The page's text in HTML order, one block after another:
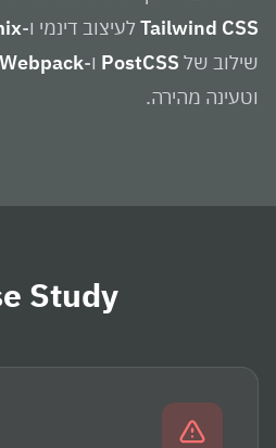
Tailwind CSS לעיצוב דינמי ו-
שילוב של PostCSS ו-Webpack
וטעינה מהירה.
Study